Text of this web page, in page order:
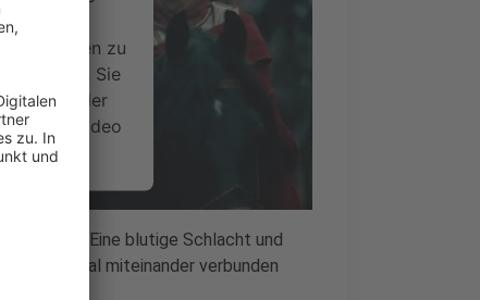
kann Daten zu
lesen Sie
Sie der
dieses Video
Wald: Eine blutige Schlacht und
Schicksal miteinander verbunden